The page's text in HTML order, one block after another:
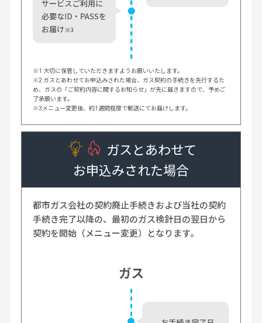
※1 大切に保管していただきますようお願いいたします。
※2 ガスとあわせてお申込みされた場合、ガス契約の手続きを先行するた
め、ガスの「ご契約内容に関するお知らせ」が先に届きますので、予めご
了承願います。
※3メニュー変更後、約1週間程度で郵送にてお届けします。
ガスとあわせて
お申込みされた場合
都市ガス会社の契約廃止手続きおよび当社の契約
手続き完了以降の、最初のガス検針日の翌日から
契約を開始 （メニュー変更）となります。